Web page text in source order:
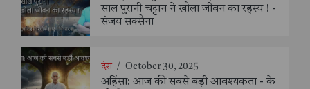
साल पुरानी चट्टान ने खोला जीवन का रहस्य ! -
संजय सक्सैना
देश / October 30, 2025
अहिंसा: आज की सबसे बड़ी आवश्यकता - के